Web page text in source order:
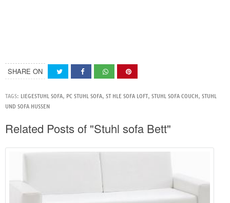
SHARE ON
TAGS: LIEGESTUHL SOFA, PC STUHL SOFA, ST HLE SOFA LOFT, STUHL SOFA COUCH, STUHL
UND SOFA HUSSEN
Related Posts of "Stuhl sofa Bett"